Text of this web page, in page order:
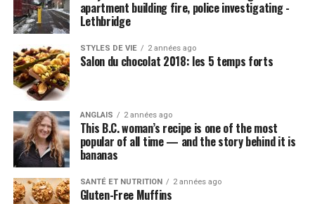
apartment building fire, police investigating -
Lethbridge
STYLES DE VIE 2 années ago
Salon du chocolat 2018: les 5 temps forts
ANGLAIS 2 années ago
This B.C. woman’s recipe is one of the most
popular of all time — and the story behind it is
bananas
SANTÉ ET NUTRITION 2 années ago
Gluten-Free Muffins